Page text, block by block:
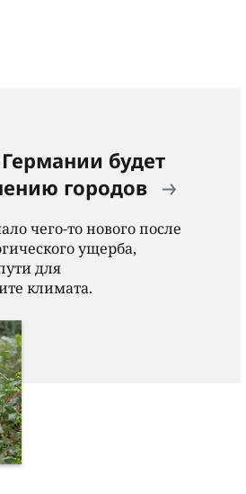
будет
городов
чего-то нового после
ущерба,
для
климата.